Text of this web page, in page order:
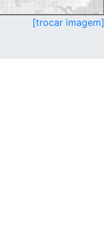
[trocar imagem]